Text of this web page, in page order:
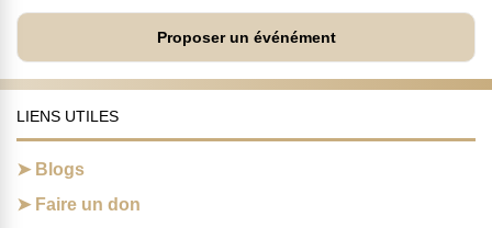
Proposer un événément
LIENS UTILES
Blogs
Faire un don